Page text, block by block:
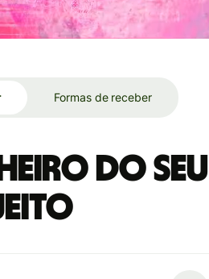
Formas de receber
do seu